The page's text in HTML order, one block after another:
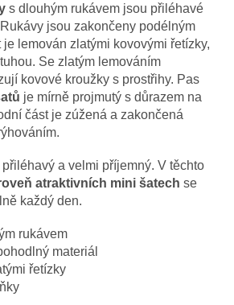
s dlouhým rukávem jsou přiléhavé
jsou zakončeny podélným
lemován zlatými kovovými řetízky,
Se zlatým lemováním
kovové kroužky s prostřihy. Pas
je mírně projmutý s důrazem na
část je zúžená a zakončená
a velmi příjemný. V těchto
atraktivních mini šatech se
každý den.
rukávem
materiál
řetízky